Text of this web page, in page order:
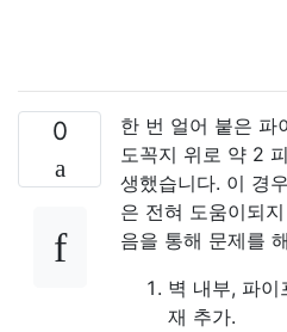
0
한 번 얼어 붙은 파
도꼭지 위로 약 2
생했습니다. 이 경
은 전혀 도움이되
음을 통해 문제를
벽 내부, 파이
재 추가.